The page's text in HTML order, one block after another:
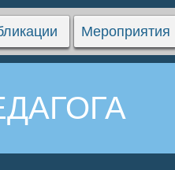
Мероприятия